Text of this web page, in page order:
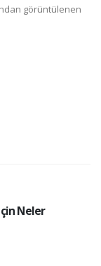
görüntülenen
Neler